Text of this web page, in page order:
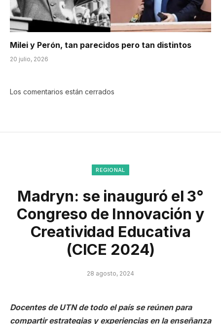
Milei y Perón, tan parecidos pero tan distintos
20 julio, 2026
Los comentarios están cerrados
REGIONAL
Madryn: se inauguró el 3°
Congreso de Innovación y
Creatividad Educativa
(CICE 2024)
28 agosto, 2024
Docentes de UTN de todo el país se reúnen para
compartir estrategias y experiencias en la enseñanza